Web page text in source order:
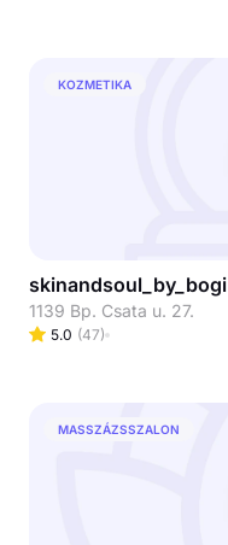
KOZMETIKA
skinandsoul_by_bogi
1139 Bp. Csata u. 27.
5.0 (47)
MASSZÁZSSZALON